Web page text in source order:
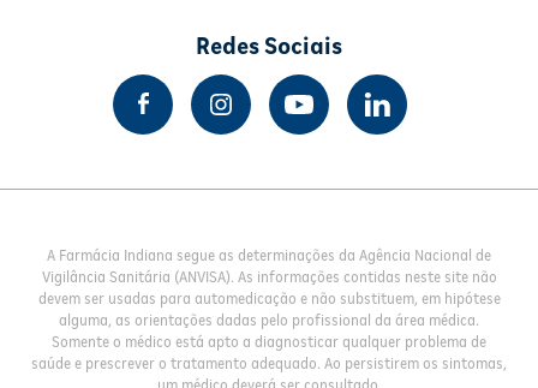
Redes Sociais
A Farmácia Indiana segue as determinações da Agência Nacional de
Vigilância Sanitária (ANVISA). As informações contidas neste site não
devem ser usadas para automedicação e não substituem, em hipótese
alguma, as orientações dadas pelo profissional da área médica.
Somente o médico está apto a diagnosticar qualquer problema de
saúde e prescrever o tratamento adequado. Ao persistirem os sintomas,